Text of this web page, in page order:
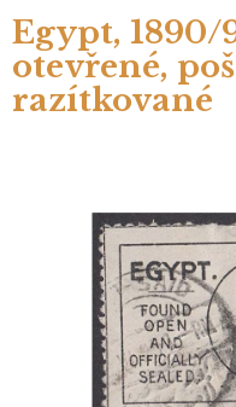
Egypt, 1890/
otevřené,
razítkované